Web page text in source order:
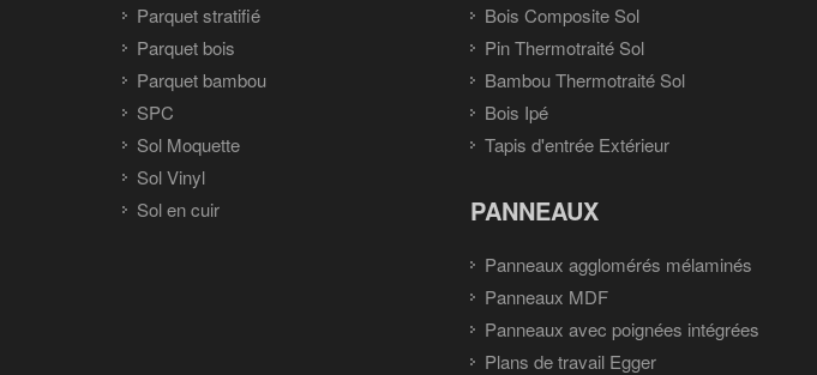
Parquet stratifié
Parquet bois
Parquet bambou
SPC
Sol Moquette
Sol Vinyl
Sol en cuir
Bois Composite Sol
Pin Thermotraité Sol
Bambou Thermotraité Sol
Bois Ipé
Tapis d'entrée Extérieur
PANNEAUX
Panneaux agglomérés mélaminés
Panneaux MDF
Panneaux avec poignées intégrées
Plans de travail Egger